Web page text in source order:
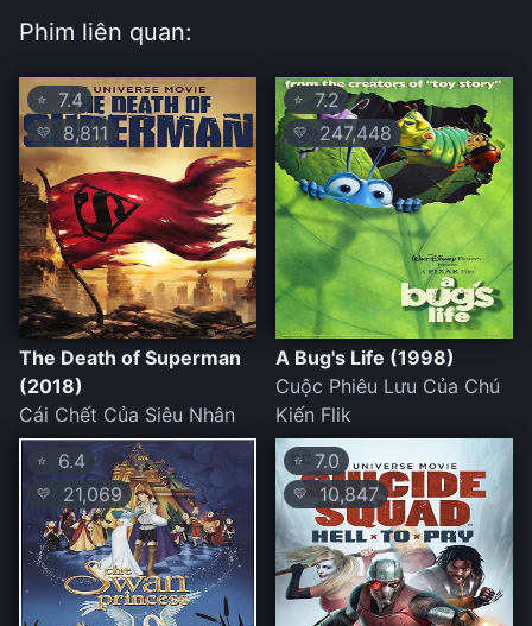
Phim liên quan:
⭐ 7.4
💛 8,811
The Death of Superman
(2018)
Cái Chết Của Siêu Nhân
⭐ 7.2
💛 247,448
A Bug's Life (1998)
Cuộc Phiêu Lưu Của Chú
Kiến Flik
⭐ 6.4
💛 21,069
⭐ 7.0
💛 10,847